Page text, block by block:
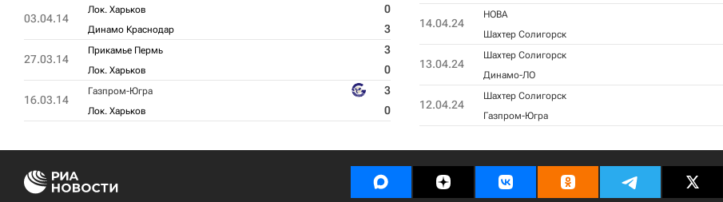
03.04.14
Лок. Харьков 0
Динамо Краснодар 3
27.03.14
Прикамье Пермь 3
Лок. Харьков 0
16.03.14
Газпром-Югра 3
Лок. Харьков 0
14.04.24
HOBA
Шахтер Солигорск
13.04.24
Шахтер Солигорск
Динамо-ЛО
12.04.24
Шахтер Солигорск
Газпром-Югра